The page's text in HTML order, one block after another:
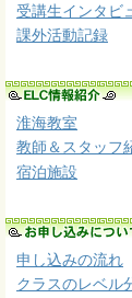
受講生インタビ
課外活動記録
淮海教室
教師＆スタッフ
宿泊施設
申し込みの流れ
クラスのレベル